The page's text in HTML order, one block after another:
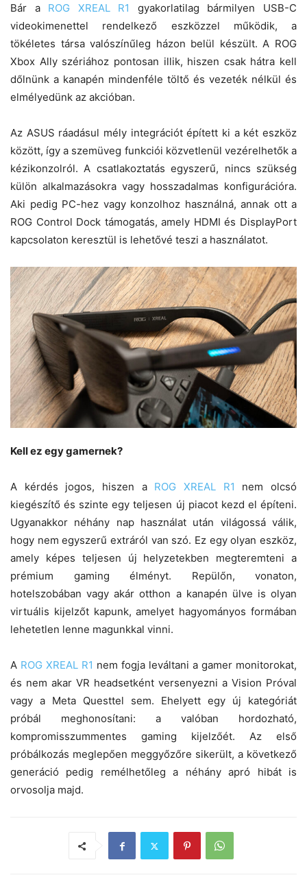
Bár a ROG XREAL R1
gyakorlatilag bármilyen USB-C
videokimenettel rendelkező eszközzel működik, a
tökéletes társa valószínűleg házon belül készült. A ROG
Xbox Ally szériához pontosan illik, hiszen csak hátra kell
dőlnünk a kanapén mindenféle töltő és vezeték nélkül és
elmélyedünk az akcióban.
Az ASUS ráadásul mély integrációt épített ki a két eszköz
között, így a szemüveg funkciói közvetlenül vezérelhetők a
kézikonzolról. A csatlakoztatás egyszerű, nincs szükség
külön alkalmazásokra vagy hosszadalmas konfigurációra.
Aki pedig PC-hez vagy konzolhoz használná, annak ott a
ROG Control Dock támogatás, amely HDMI és DisplayPort
kapcsolaton keresztül is lehetővé teszi a használatot.
Kell ez egy gamernek?
A kérdés jogos, hiszen a ROG XREAL R1 nem olcsó
kiegészítő és szinte egy teljesen új piacot kezd el építeni.
Ugyanakkor néhány nap használat után világossá válik,
hogy nem egyszerű extráról van szó. Ez egy olyan eszköz,
amely képes teljesen új helyzetekben megteremteni a
prémium gaming élményt. Repülőn, vonaton,
hotelszobában vagy akár otthon a kanapén ülve is olyan
virtuális kijelzőt kapunk, amelyet hagyományos formában
lehetetlen lenne magunkkal vinni.
A ROG XREAL R1 nem fogja leváltani a gamer monitorokat,
és nem akar VR headsetként versenyezni a Vision Próval
vagy a Meta Questtel sem. Ehelyett egy új kategóriát
próbál meghonosítani: a valóban hordozható,
kompromisszummentes gaming kijelzőét. Az első
próbálkozás meglepően meggyőzőre sikerült, a következő
generáció pedig remélhetőleg a néhány apró hibát is
orvosolja majd.